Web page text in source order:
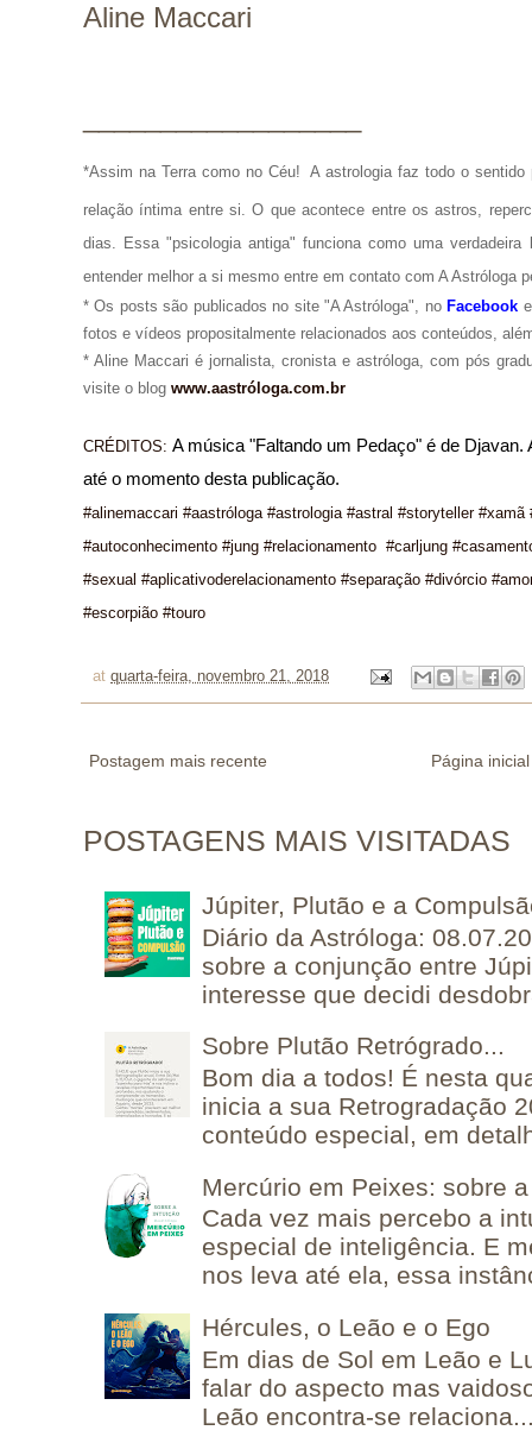
Aline Maccari
*Assim na Terra como no Céu! A astrologia faz todo o
relação íntima entre si. O que acontece entre os astros,
dias. Essa "psicologia antiga" funciona como uma
entender melhor a si mesmo entre em contato com A Astróloga
* Os posts são publicados no site "A Astróloga", no Facebook
fotos e vídeos propositalmente relacionados aos conteúdos,
* Aline Maccari é jornalista, cronista e astróloga, com pós
visite o blog www.aastróloga.com.br
CRÉDITOS: A música "Faltando um Pedaço" é de
até o momento desta publicação.
#alinemaccari #aastróloga #astrologia #astral #storyteller
#autoconhecimento #jung #relacionamento #carljung
#sexual #aplicativoderelacionamento #separação #divórcio
#escorpião #touro
at quarta-feira, novembro 21, 2018
Postagem mais recente Página inicial
POSTAGENS MAIS VISITADAS
Júpiter, Plutão e a
Diário da Astróloga:
sobre a conjunção entre
interesse que decidi
Sobre Plutão Retrógrado...
Bom dia a todos! É nesta
inicia a sua Retrogradação
conteúdo especial, em
Mercúrio em Peixes: sobre
Cada vez mais percebo a
especial de inteligência. E
nos leva até ela, essa
Hércules, o Leão e o Ego
Em dias de Sol em Leão e
falar do aspecto mas
Leão encontra-se